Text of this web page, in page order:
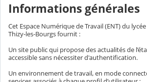
Informations générales
Cet Espace Numérique de Travail (ENT) du
Thizy-les-Bourgs fournit :
Un site public qui propose des actualités de
accessible sans nécessiter d'authentification.
Un environnement de travail, en mode